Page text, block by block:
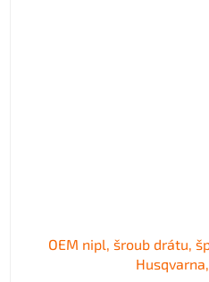
OEM nipl, šroub drátu,